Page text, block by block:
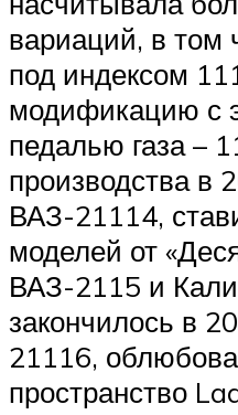
вариаций, в том
под индексом
модификацию с
педалью газа –
производства в
ВАЗ-21114,
моделей от
ВАЗ-2115 и
закончилось в
21116,
пространство